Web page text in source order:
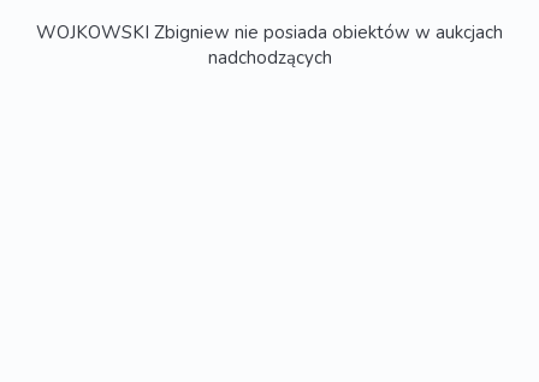
WOJKOWSKI Zbigniew nie posiada obiektów w aukcjach
nadchodzących